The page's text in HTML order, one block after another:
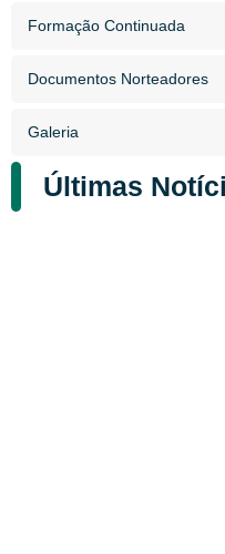
Formação Continuada
Documentos Norteadores
Galeria
Últimas